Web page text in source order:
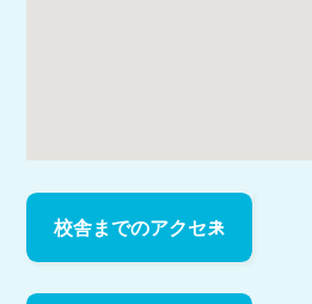
校舎までのアクセス